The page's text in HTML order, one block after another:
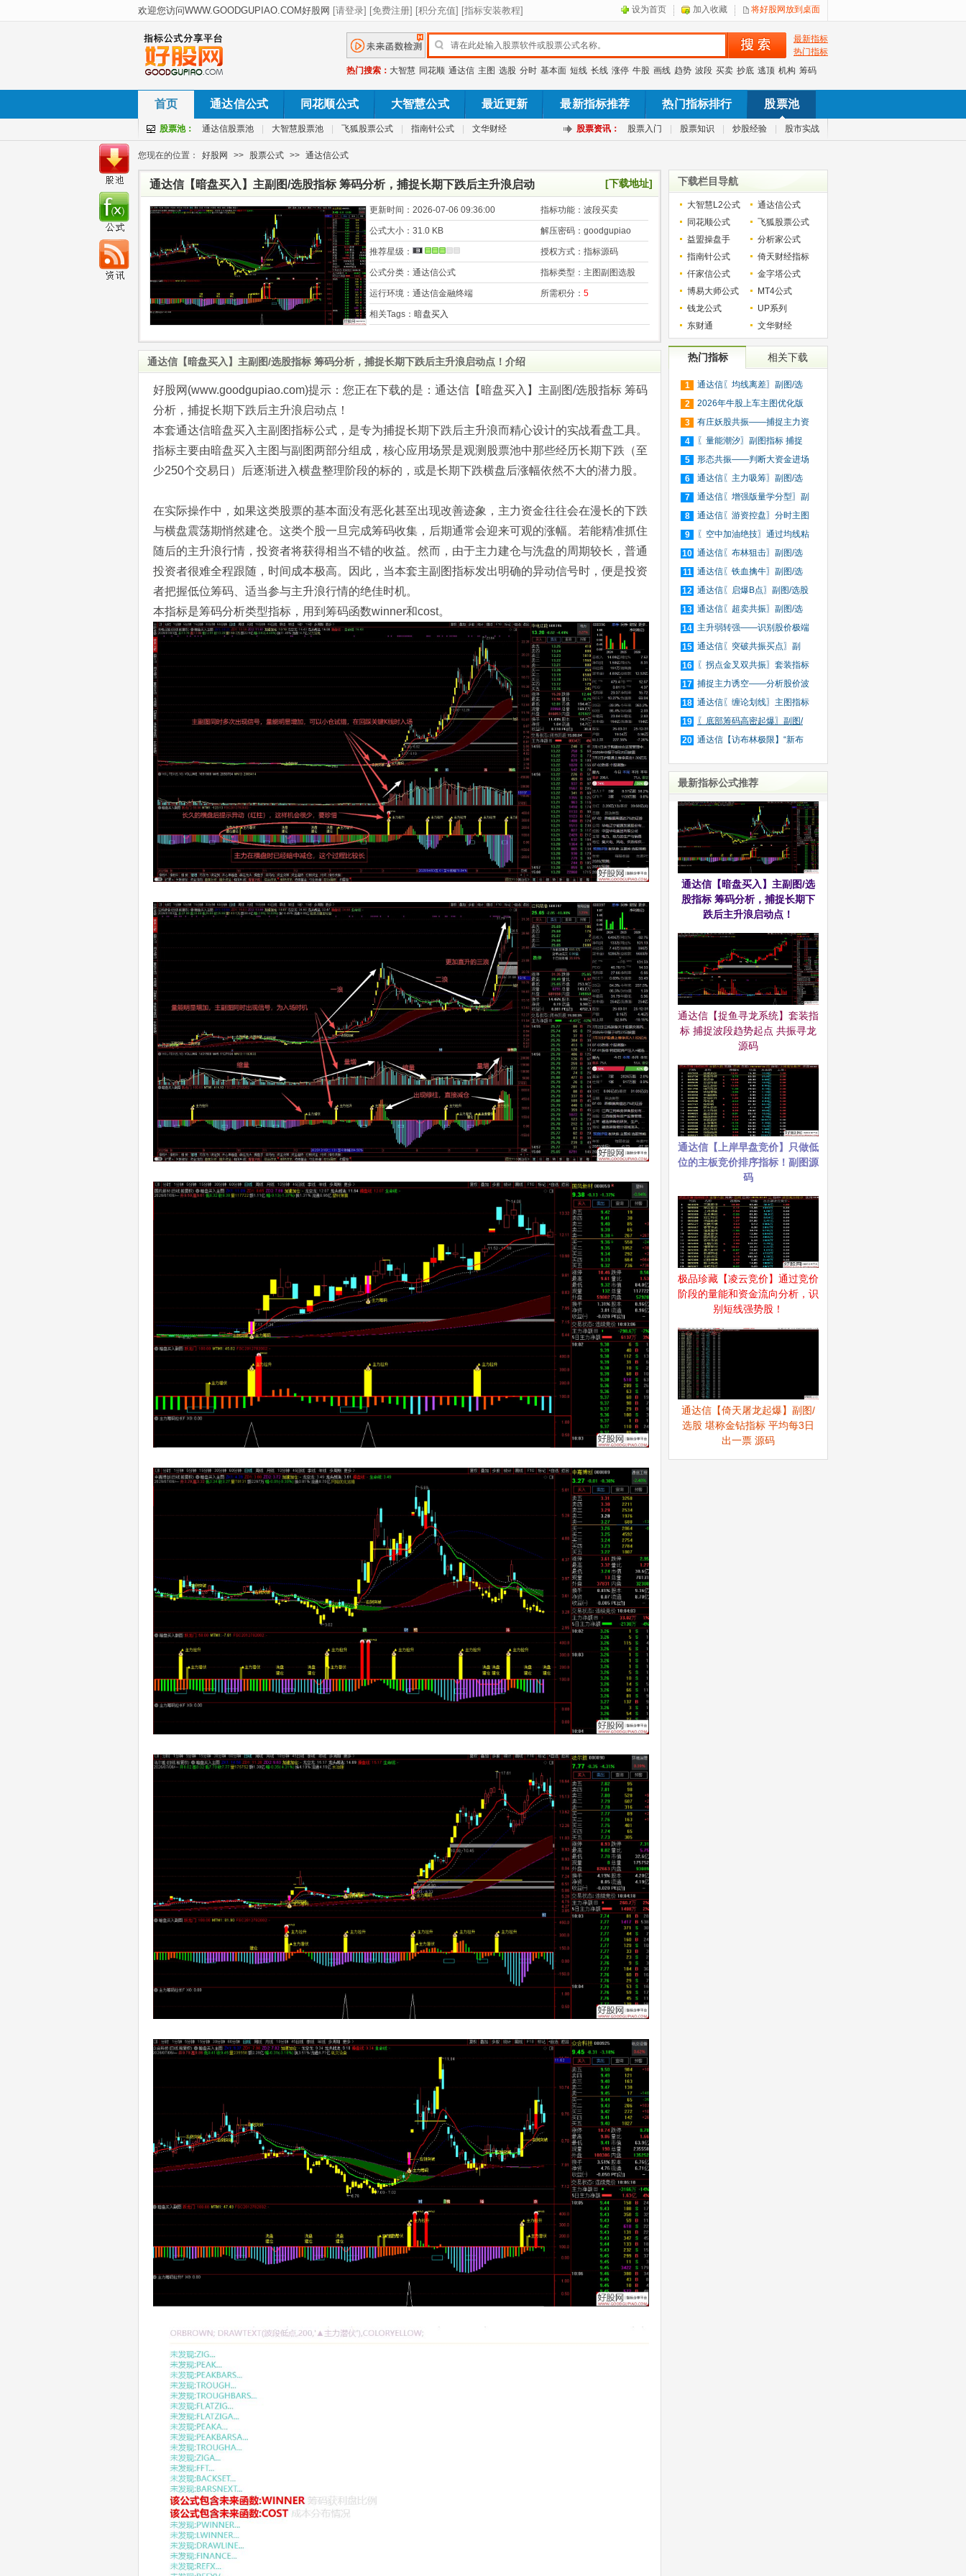
设为首页 加入收藏 将好股网放到桌面
最新指标
热门指标
热门搜索： 大智慧 同花顺 通达信 主图 选股 分时 基本面 短线 长线 涨停 牛股 画线 趋势 波段 买卖 抄底 逃顶 机构 筹码
首页 通达信公式 同花顺公式 大智慧公式 最近更新 最新指标推荐 热门指标排行 股票池
股票池： 通达信股票池 大智慧股票池 飞狐股票公式 指南针公式 文华财经 股票资讯： 股票入门 股票知识 炒股经验 股市实战
您现在的位置： 好股网 >> 股票公式 >> 通达信公式
通达信【暗盘买入】主副图/选股指标 筹码分析，捕捉长期下跌后主升浪启动
点！
[下载地址]
更新时间： 2026-07-06 09:36:00 指标功能： 波段买卖
公式大小： 31.0 KB 解压密码： goodgupiao
推荐星级： 授权方式： 指标源码
公式分类： 通达信公式 指标类型： 主图副图选股
运行环境： 通达信金融终端 所需积分： 5
相关Tags： 暗盘买入
通达信【暗盘买入】主副图/选股指标 筹码分析，捕捉长期下跌后主升浪启动点！介绍
好股网(www.goodgupiao.com)提示：您正在下载的是：通达信【暗盘买入】主副图/选股指标 筹码
分析，捕捉长期下跌后主升浪启动点！
本套通达信暗盘买入主副图指标公式，是专为捕捉长期下跌后主升浪而精心设计的实战看盘工具。
指标主要由暗盘买入主图与副图两部分组成，核心应用场景是观测股票池中那些经历长期下跌（至
少250个交易日）后逐渐进入横盘整理阶段的标的，或是长期下跌横盘后涨幅依然不大的潜力股。
在实际操作中，如果这类股票的基本面没有恶化甚至出现改善迹象，主力资金往往会在漫长的下跌
与横盘震荡期悄然建仓。这类个股一旦完成筹码收集，后期通常会迎来可观的涨幅。若能精准抓住
随后的主升浪行情，投资者将获得相当不错的收益。然而，由于主力建仓与洗盘的周期较长，普通
投资者很难全程跟随，时间成本极高。因此，当本套主副图指标发出明确的异动信号时，便是投资
者把握低位筹码、适当参与主升浪行情的绝佳时机。
本指标是筹码分析类型指标，用到筹码函数winner和cost。
下载栏目导航
大智慧L2公式
通达信公式
同花顺公式
飞狐股票公式
益盟操盘手
分析家公式
指南针公式
倚天财经指标
仟家信公式
金字塔公式
博易大师公式
MT4公式
钱龙公式
UP系列
东财通
文华财经
热门指标 相关下载
1
通达信〖均线离差〗副图/选
股
2
2026年牛股上车主图优化版
指标
3
有庄妖股共振——捕捉主力资
金
4
〖量能潮汐〗副图指标 捕捉
资
5
形态共振——判断大资金进场
和
6
通达信〖主力吸筹〗副图/选
股
7
通达信〖增强版量学分型〗副
图
8
通达信〖游资控盘〗分时主图
指
9
〖空中加油绝技〗通过均线粘
合
10 通达信〖布林狙击〗副图/选
股
11 通达信〖铁血擒牛〗副图/选
股
12 通达信〖启爆B点〗副图/选股
13 通达信〖超卖共振〗副图/选
股
14 主升弱转强——识别股价极端
波
15 通达信〖突破共振买点〗副
图/
16
〖拐点金叉双共振〗套装指标
17 捕捉主力诱空——分析股价波
动
18 通达信〖缠论划线〗主图指标
19
〖底部筹码高密起爆〗副图/
选
20 通达信【访布林极限】“新布
最新指标公式推荐
通达信【暗盘买入】主副图/选
股指标 筹码分析，捕捉长期下
跌后主升浪启动点！
通达信【捉鱼寻龙系统】套装指
标 捕捉波段趋势起点 共振寻龙
源码
通达信【上岸早盘竞价】只做低
位的主板竞价排序指标！副图源
码
极品珍藏【凌云竞价】通过竞价
阶段的量能和资金流向分析，识
别短线强势股！
通达信【倚天屠龙起爆】副图/
选股 堪称金钻指标 平均每3日
出一票 源码